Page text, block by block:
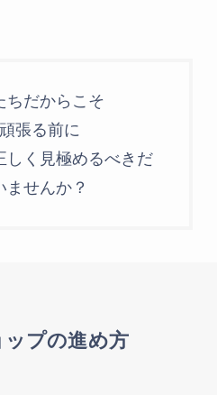
ちだからこそ
張る前に
しく見極めるべきだ
ませんか？
ップの進め方